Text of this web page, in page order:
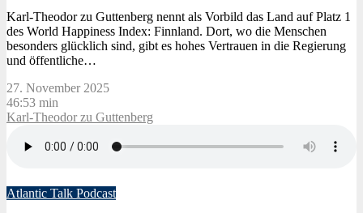
Karl-Theodor zu Guttenberg nennt als Vorbild das Land auf Platz 1
des World Happiness Index: Finnland. Dort, wo die Menschen
besonders glücklich sind, gibt es hohes Vertrauen in die Regierung
und öffentliche…
27. November 2025
46:53 min
Karl-Theodor zu Guttenberg
Atlantic Talk Podcast